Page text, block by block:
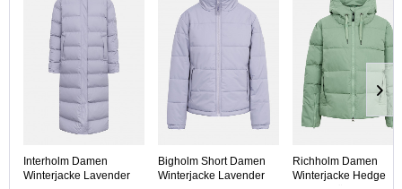
Interholm Damen
Winterjacke Lavender
Bigholm Short Damen
Winterjacke Lavender
Richholm Damen
Winterjacke Hedge